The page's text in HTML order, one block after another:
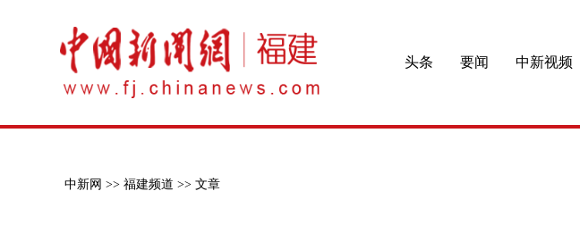
头条 要闻 中新视频
中新网 >> 福建频道 >> 文章